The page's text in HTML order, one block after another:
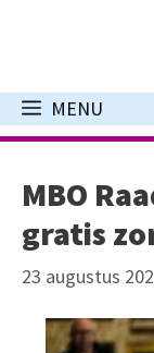
inhoud
MENU
MBO
gratis
23 augustus